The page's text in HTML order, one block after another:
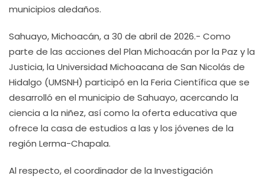
municipios aledaños.
Sahuayo, Michoacán, a 30 de abril de 2026.- Como
parte de las acciones del Plan Michoacán por la Paz y la
Justicia, la Universidad Michoacana de San Nicolás de
Hidalgo (UMSNH) participó en la Feria Científica que se
desarrolló en el municipio de Sahuayo, acercando la
ciencia a la niñez, así como la oferta educativa que
ofrece la casa de estudios a las y los jóvenes de la
región Lerma-Chapala.
Al respecto, el coordinador de la Investigación